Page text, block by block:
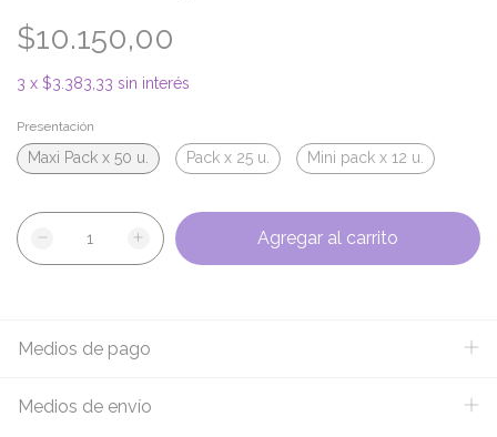
$10.150,00
3 x $3.383,33 sin interés
Presentación
Maxi Pack x 50 u. Pack x 25 u. Mini pack x 12 u.
Medios de pago
Medios de envío